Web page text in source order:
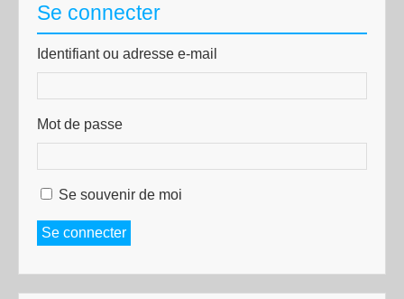
Se connecter
Identifiant ou adresse e-mail
Mot de passe
Se souvenir de moi
Se connecter